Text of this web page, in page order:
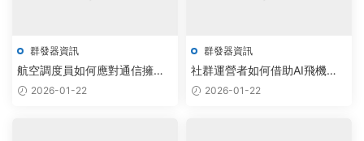
群發器資訊
航空調度員如何應對通信擁
堵？飛機協議工具下載量激
2026-01-22
群發器資訊
社群運營者如何借助AI飛機群
發器，實現電報拉人機器人智
2026-01-22